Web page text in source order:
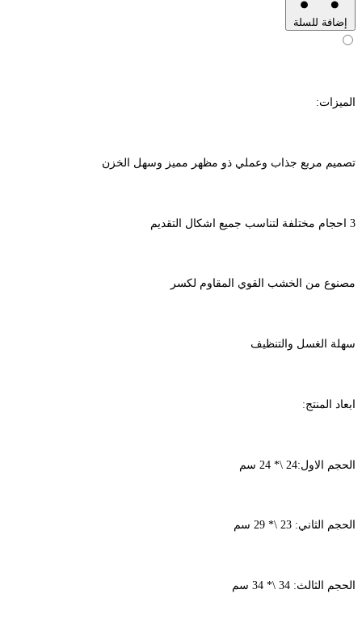
إضافة للسلة
الميزات:
تصميم مربع جذاب وعملي ذو مظهر مميز وسهل الخزن
3 احجام مختلفة لتناسب جميع اشكال التقديم
مصنوع من الخشب القوي المقاوم لكسر
سهلة الغسل والتنظيف
ابعاد المنتج:
الحجم الاول:24 \* 24 سم
الحجم الثاني: 23 \* 29 سم
الحجم الثالث: 34 \* 34 سم